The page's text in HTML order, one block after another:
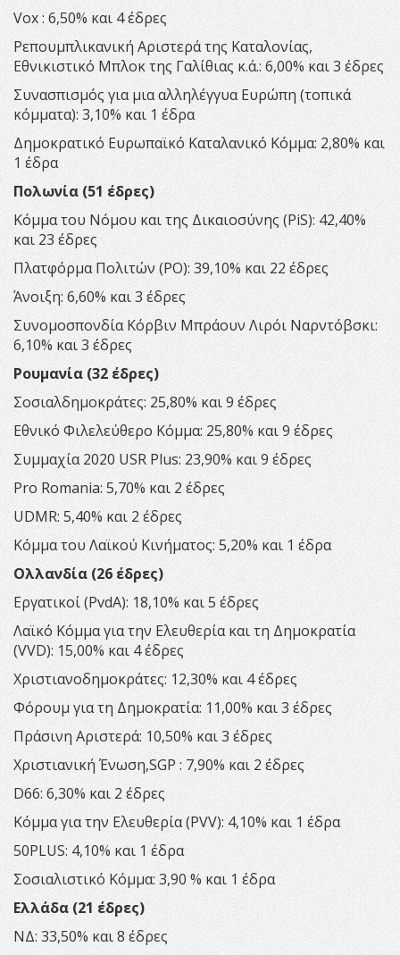
Vox : 6,50% και 4 έδρες
Ρεπουμπλικανική Αριστερά της Καταλονίας,
Εθνικιστικό Μπλοκ της Γαλίθιας κ.ά.: 6,00% και 3 έδρες
Συνασπισμός για μια αλληλέγγυα Ευρώπη (τοπικά
κόμματα): 3,10% και 1 έδρα
Δημοκρατικό Ευρωπαϊκό Καταλανικό Κόμμα: 2,80% και
1 έδρα
Πολωνία (51 έδρες)
Κόμμα του Νόμου και της Δικαιοσύνης (PiS): 42,40%
και 23 έδρες
Πλατφόρμα Πολιτών (PO): 39,10% και 22 έδρες
Άνοιξη: 6,60% και 3 έδρες
Συνομοσπονδία Κόρβιν Μπράουν Λιρόι Ναρντόβσκι:
6,10% και 3 έδρες
Ρουμανία (32 έδρες)
Σοσιαλδημοκράτες: 25,80% και 9 έδρες
Εθνικό Φιλελεύθερο Κόμμα: 25,80% και 9 έδρες
Συμμαχία 2020 USR Plus: 23,90% και 9 έδρες
Pro Romania: 5,70% και 2 έδρες
UDMR: 5,40% και 2 έδρες
Κόμμα του Λαϊκού Κινήματος: 5,20% και 1 έδρα
Ολλανδία (26 έδρες)
Εργατικοί (PvdA): 18,10% και 5 έδρες
Λαϊκό Κόμμα για την Ελευθερία και τη Δημοκρατία
(VVD): 15,00% και 4 έδρες
Χριστιανοδημοκράτες: 12,30% και 4 έδρες
Φόρουμ για τη Δημοκρατία: 11,00% και 3 έδρες
Πράσινη Αριστερά: 10,50% και 3 έδρες
Χριστιανική Ένωση,SGP : 7,90% και 2 έδρες
D66: 6,30% και 2 έδρες
Κόμμα για την Ελευθερία (PVV): 4,10% και 1 έδρα
50PLUS: 4,10% και 1 έδρα
Σοσιαλιστικό Κόμμα: 3,90 % και 1 έδρα
Ελλάδα (21 έδρες)
ΝΔ: 33,50% και 8 έδρες